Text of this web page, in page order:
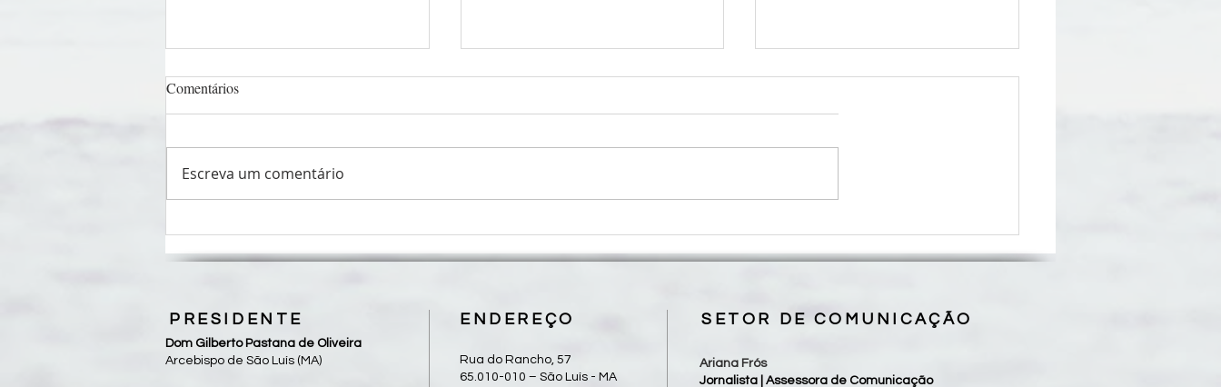
Fórum Nacional da CEPAST-
Peregrinação Diocesana de Frei
Jubileu pelos 50 anos de missão
Comentários
Escreva um comentário
PRESIDENTE
Dom Gilberto Pastana de Oliveira
Arcebispo de São Luís (MA)
ENDEREÇO
Rua do Rancho, 57
65.010-010 – São Luís - MA
SETOR DE COMUNICAÇÃO
Ariana Frós
Jornalista | Assessora de Comunicação